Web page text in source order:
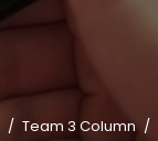
Team 3 Column